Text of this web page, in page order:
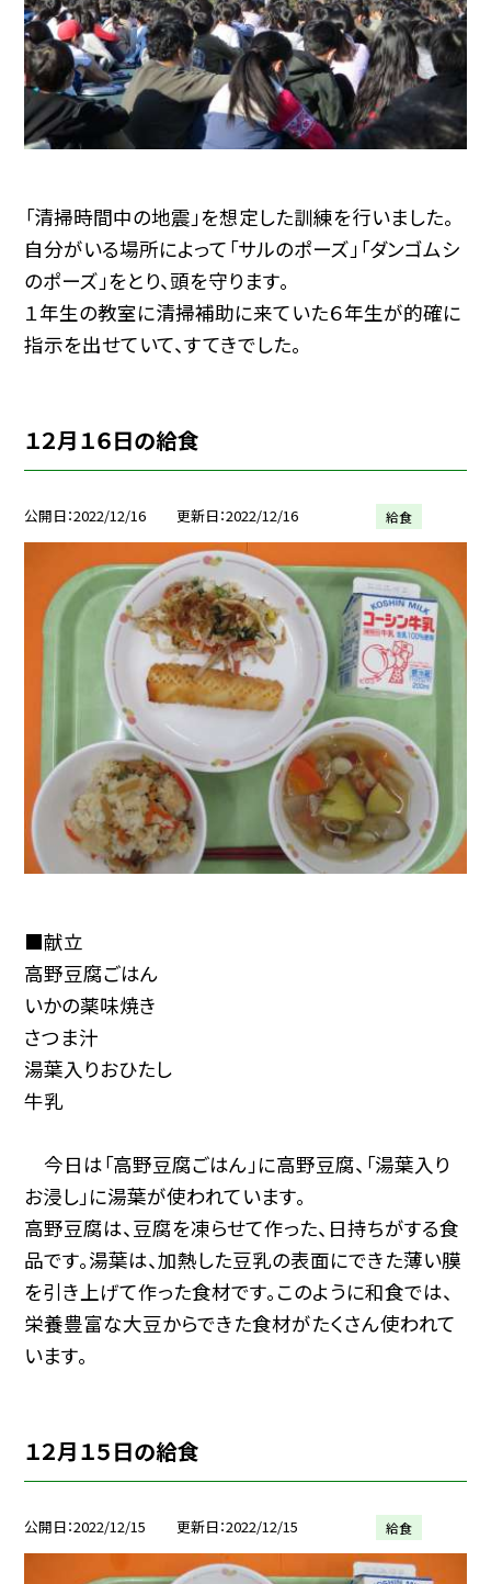
「清掃時間中の地震」を想定した訓練を行いました。
自分がいる場所によって「サルのポーズ」「ダンゴムシ
のポーズ」をとり、頭を守ります。
１年生の教室に清掃補助に来ていた６年生が的確に
指示を出せていて、すてきでした。
１２月１６日の給食
公開日 2022/12/16 更新日 2022/12/16 給食
■献立
高野豆腐ごはん
いかの薬味焼き
さつま汁
湯葉入りおひたし
牛乳
今日は「高野豆腐ごはん」に高野豆腐、「湯葉入り
お浸し」に湯葉が使われています。
高野豆腐は、豆腐を凍らせて作った、日持ちがする食
品です。湯葉は、加熱した豆乳の表面にできた薄い膜
を引き上げて作った食材です。このように和食では、
栄養豊富な大豆からできた食材がたくさん使われて
います。
１２月１５日の給食
公開日 2022/12/15 更新日 2022/12/15 給食